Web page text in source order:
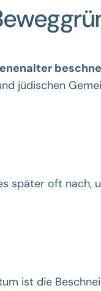
jüdischen
später oft nach,
ist die